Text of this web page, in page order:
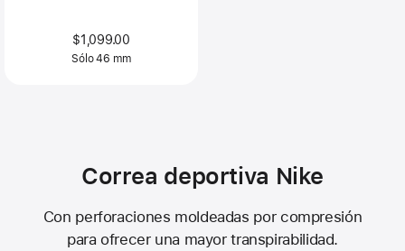
$1,099.00
Sólo 46 mm
Correa deportiva Nike
Con perforaciones moldeadas por compresión
para ofrecer una mayor transpirabilidad.